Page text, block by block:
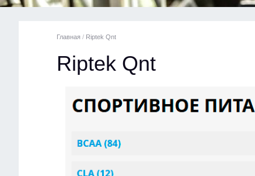
Главная / Riptek Qnt
Riptek Qnt